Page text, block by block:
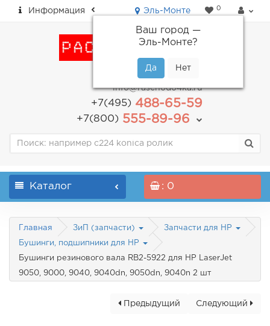
Информация Эль-Монте
Ваш город —
Эль-Монте?
0
пн-пт: с 9.00 до 18.00
info@raschodo4ka.ru
+7(495)488-65-59
+7(800)555-89-96
Каталог : 0
Главная ЗиП (запчасти) Запчасти для HP
Бушинги, подшипники для HP
Бушинги резинового вала RB2-5922 для HP LaserJet
9050, 9000, 9040, 9040dn, 9050dn, 9040n 2 шт
Следующий
Предыдущий